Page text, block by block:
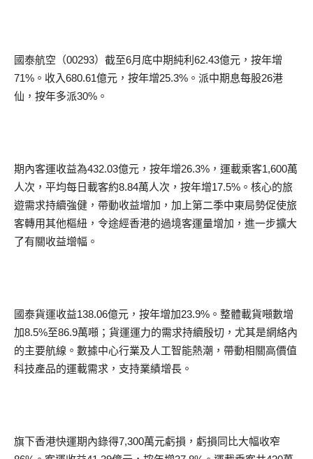
國泰航空（00293）截至6月底中期純利62.43億元，按年增
71%。收入680.61億元，按年增25.3%。派中期息每股26港
仙，按年多派30%。
期內客運收益為432.03億元，按年增26.3%，運載乘客1,600萬
人次，平均每日載客約8.84萬人次，按年增17.5%。核心的旅
遊需求持續強健，帶動收益增加，加上第二季中東局勢促使旅
客轉用其他樞紐，令途經香港的過境客運量增加，進一步擴大
了有關收益增幅。
國泰貨運收益138.06億元，按年增加23.9%。整體載貨噸數增
加8.5%至86.9萬噸；貨運運力的需求持續殷切，尤其是網絡內
的主要航線。數據中心行業及人工智能熱潮，帶動相關高價值
科技產品的運載需求，支持業績增長。
旗下香港快運期內錄得7,300萬元虧損，虧損同比大幅收窄